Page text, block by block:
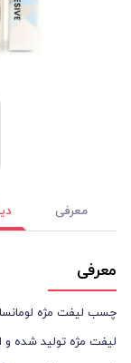
معرفی
معرفی
لیفت مژه تولید شده و